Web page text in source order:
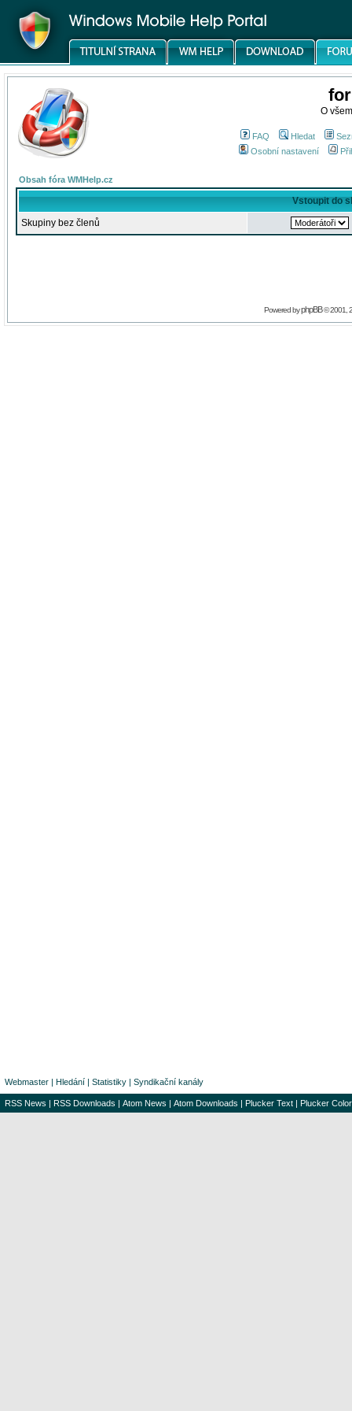
O
FAQ Hledat
Osobní nastavení
Obsah fóra WMHelp.cz
Vstoupit do
Skupiny bez členů
Powered byphpBB© 2001,
Webmaster | Hledání | Statistiky | Syndikační kanály
RSS News | RSS Downloads | Atom News | Atom Downloads | Plucker Text | Plucker Color